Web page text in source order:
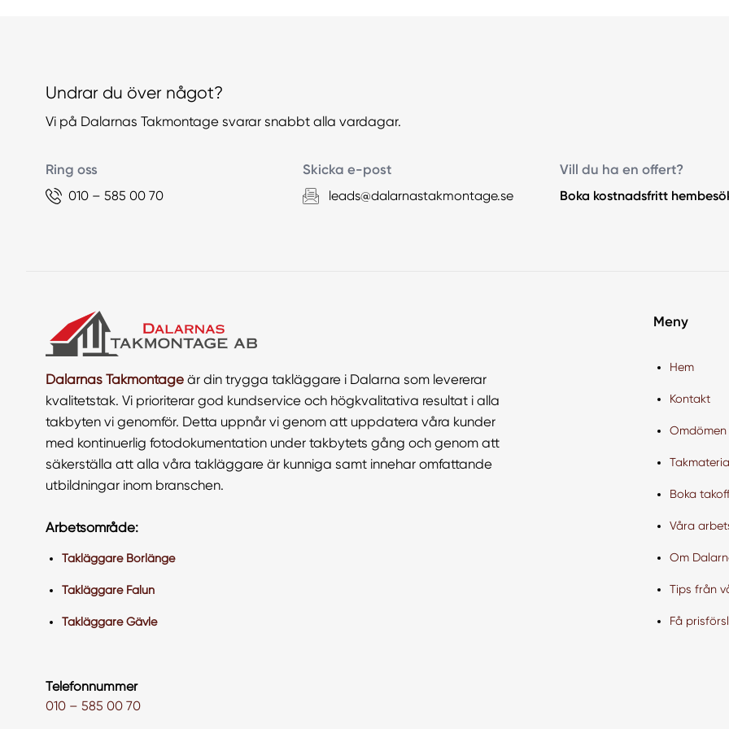
Undrar du över något?
Vi på Dalarnas Takmontage svarar snabbt alla vardagar.
Ring oss
010 – 585 00 70
Skicka e-post
leads@dalarnastakmontage.se
Vill du ha en offert?
Boka kostnadsfritt
Dalarnas Takmontage är din trygga takläggare i Dalarna som levererar
kvalitetstak. Vi prioriterar god kundservice och högkvalitativa resultat i alla
takbyten vi genomför. Detta uppnår vi genom att uppdatera våra kunder
med kontinuerlig fotodokumentation under takbytets gång och genom att
säkerställa att alla våra takläggare är kunniga samt innehar omfattande
utbildningar inom branschen.
Arbetsområde:
Takläggare Borlänge
Takläggare Falun
Takläggare Gävle
Telefonnummer
010 – 585 00 70
Meny
Hem
Kontakt
Omdömen
Boka
Våra
Om
Tips från
Få